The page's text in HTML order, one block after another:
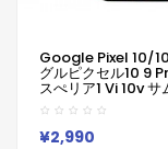
Google Pixel 10/
グルピクセル10 9
スぺリア1 Vi 10v
Galaxy A55 A54
ピクセル 8a Pro
15/14/13 保護カバ
¥2,990